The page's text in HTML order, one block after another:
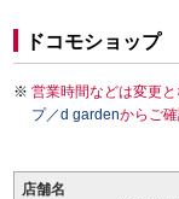
ドコモショップ
営業時間などは変更
プ／d gardenからご確
店舗名